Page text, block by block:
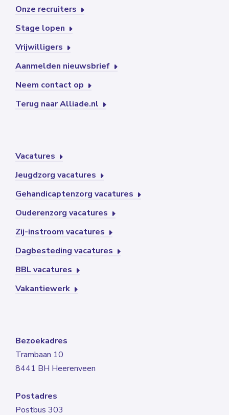
Onze recruiters
Stage lopen
Vrijwilligers
Aanmelden nieuwsbrief
Neem contact op
Terug naar Alliade.nl
Vacatures
Jeugdzorg vacatures
Gehandicaptenzorg vacatures
Ouderenzorg vacatures
Zij-instroom vacatures
Dagbesteding vacatures
BBL vacatures
Vakantiewerk
Bezoekadres
Trambaan 10
8441 BH Heerenveen
Postadres
Postbus 303